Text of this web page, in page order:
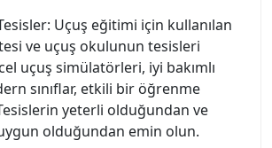
Uçuş eğitimi için kullanılan
ve uçuş okulunun tesisleri
uçuş simülatörleri, iyi bakımlı
sınıflar, etkili bir öğrenme
yeterli olduğundan ve
olduğundan emin olun.